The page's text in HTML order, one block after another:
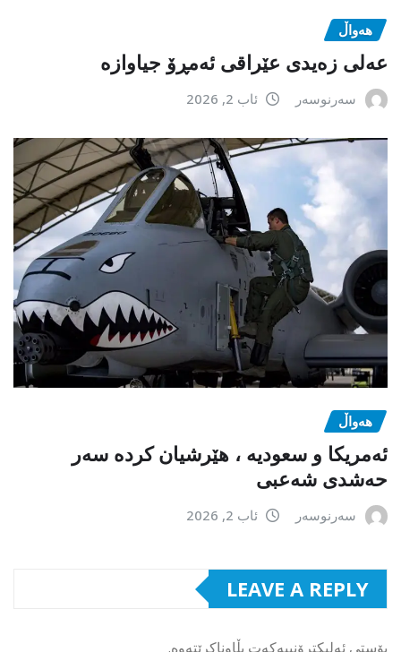
هەواڵ
عەلی زەیدی عێراقی ئەمڕۆ جیاوازە
سەرنوسەر ئاب 2, 2026
هەواڵ
ئەمریکا و سعودیە ، هێرشیان کردە سەر
حەشدی شەعبی
سەرنوسەر ئاب 2, 2026
LEAVE A REPLY
پۆستی ئەلیکترۆنییەکەت بڵاوناکرێتەوە.